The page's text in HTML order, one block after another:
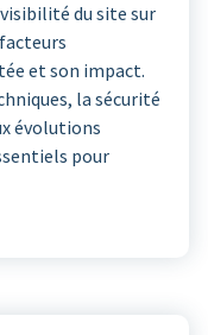
du site sur
et son impact.
la sécurité
évolutions
pour